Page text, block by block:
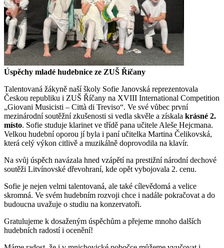
Úspěchy mladé hudebnice ze ZUŠ Říčany
Talentovaná žákyně naší školy Sofie Janovská reprezentovala
Českou republiku i ZUŠ Říčany na XVIII International Competition
„Giovani Musicisti – Città di Treviso“. Ve své vůbec první
mezinárodní soutěžní zkušenosti si vedla skvěle a získala krásné 2.
místo. Sofie studuje klarinet ve třídě pana učitele Aleše Hejcmana.
Velkou hudební oporou jí byla i paní učitelka Martina Čelikovská,
která celý výkon citlivě a muzikálně doprovodila na klavír.
Na svůj úspěch navázala hned vzápětí na prestižní národní dechové
soutěži Litvínovské dřevohraní, kde opět vybojovala 2. cenu.
Sofie je nejen velmi talentovaná, ale také cílevědomá a velice
skromná. Ve svém hudebním rozvoji chce i nadále pokračovat a do
budoucna uvažuje o studiu na konzervatoři.
Gratulujeme k dosaženým úspěchům a přejeme mnoho dalších
hudebních radostí i ocenění!